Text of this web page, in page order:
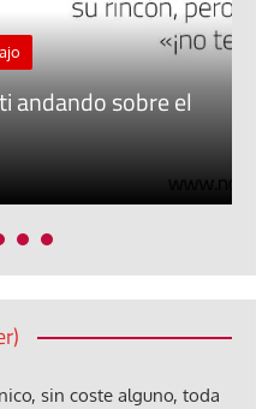
andando sobre el
sin coste alguno, toda